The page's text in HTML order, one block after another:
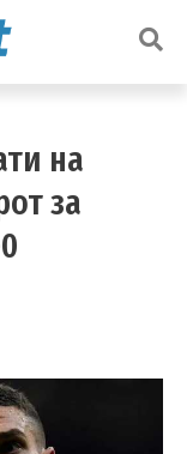
на
за